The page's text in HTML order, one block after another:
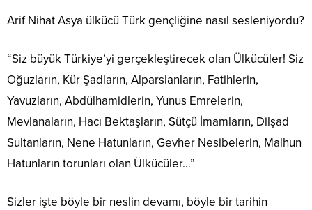
Arif Nihat Asya ülkücü Türk gençliğine nasıl sesleniyordu?
“Siz büyük Türkiye’yi gerçekleştirecek olan Ülkücüler! Siz
Oğuzların, Kür Şadların, Alparslanların, Fatihlerin,
Yavuzların, Abdülhamidlerin, Yunus Emrelerin,
Mevlanaların, Hacı Bektaşların, Sütçü İmamların, Dilşad
Sultanların, Nene Hatunların, Gevher Nesibelerin, Malhun
Hatunların torunları olan Ülkücüler…”
Sizler işte böyle bir neslin devamı, böyle bir tarihin